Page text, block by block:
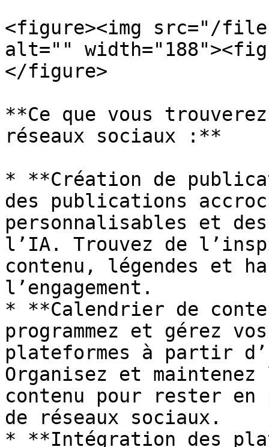
<figure><img src="/files/
alt=""
</figure>
**Ce que vous
réseaux sociaux :**
* **Création de
des publications
personnalisables et
l’IA. Trouvez de
contenu, légendes et
l’engagement.
* **Calendrier de
programmez et gérez
plateformes à partir
Organisez et
contenu pour rester
de réseaux sociaux.
* **Intégration des